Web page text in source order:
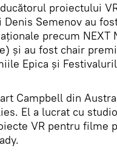
proiectului
Semenov au
precum NEXT
și au fost chair
Epica și
Campbell din
El a lucrat cu
VR pentru filme